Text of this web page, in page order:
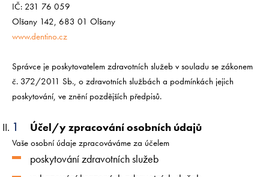
IČ: 231 76 059
Olšany 142, 683 01 Olšany
www.dentino.cz
Správce je poskytovatelem zdravotních služeb v souladu se zákonem
č. 372/2011 Sb., o zdravotních službách a podmínkách jejich
poskytování, ve znění pozdějších předpisů.
Účel/y zpracování osobních údajů
Vaše osobní údaje zpracováváme za účelem
poskytování zdravotních služeb